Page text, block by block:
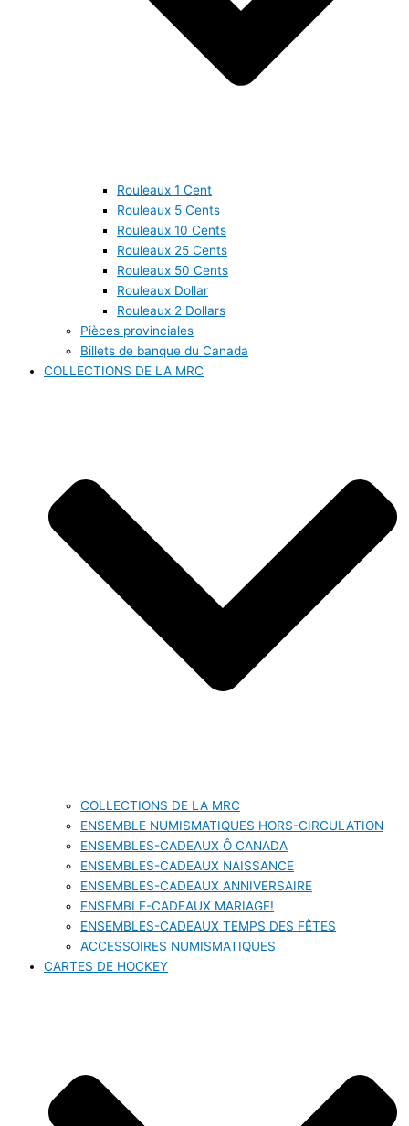
Rouleaux 1 Cent
Rouleaux 5 Cents
Rouleaux 10 Cents
Rouleaux 25 Cents
Rouleaux 50 Cents
Rouleaux Dollar
Rouleaux 2 Dollars
Pièces provinciales
Billets de banque du Canada
COLLECTIONS DE LA MRC
COLLECTIONS DE LA MRC
ENSEMBLE NUMISMATIQUES HORS-CIRCULATION
ENSEMBLES-CADEAUX Ô CANADA
ENSEMBLES-CADEAUX NAISSANCE
ENSEMBLES-CADEAUX ANNIVERSAIRE
ENSEMBLE-CADEAUX MARIAGE!
ENSEMBLES-CADEAUX TEMPS DES FÊTES
ACCESSOIRES NUMISMATIQUES
CARTES DE HOCKEY